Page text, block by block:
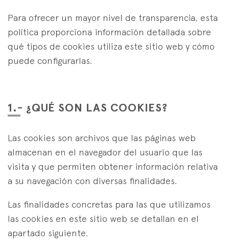
Specialist Strategies
es eus en
Para ofrecer un mayor nivel de transparencia, esta
política proporciona información detallada sobre
qué tipos de cookies utiliza este sitio web y cómo
puede configurarlas.
1.- ¿QUÉ SON LAS COOKIES?
Las cookies son archivos que las páginas web
almacenan en el navegador del usuario que las
visita y que permiten obtener información relativa
a su navegación con diversas finalidades.
Las finalidades concretas para las que utilizamos
las cookies en este sitio web se detallan en el
apartado siguiente.